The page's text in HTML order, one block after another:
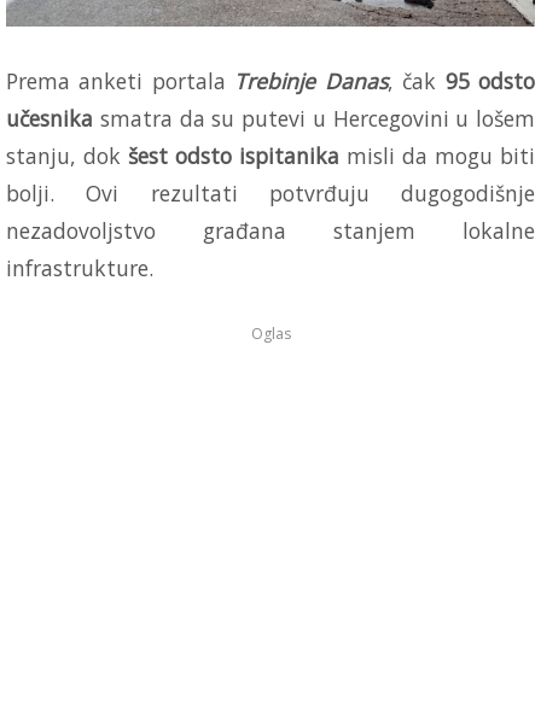
Prema anketi portala Trebinje Danas, čak 95 odsto
učesnika smatra da su putevi u Hercegovini u lošem
stanju, dok šest odsto ispitanika misli da mogu biti
bolji. Ovi rezultati potvrđuju dugogodišnje
nezadovoljstvo građana stanjem lokalne
infrastrukture.
Oglas